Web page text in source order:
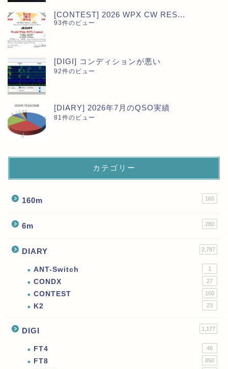
[CONTEST] 2026 WPX CW RES...
93件のビュー
[DIGI] コンディションが悪い
92件のビュー
[DIARY] 2026年7月のQSO実績
81件のビュー
カテゴリー
160m 165
6m 280
DIARY 2,787
ANT-Switch 1
CONDX 27
CONTEST 160
K2 23
DIGI 1,177
FT4 46
FT8 850